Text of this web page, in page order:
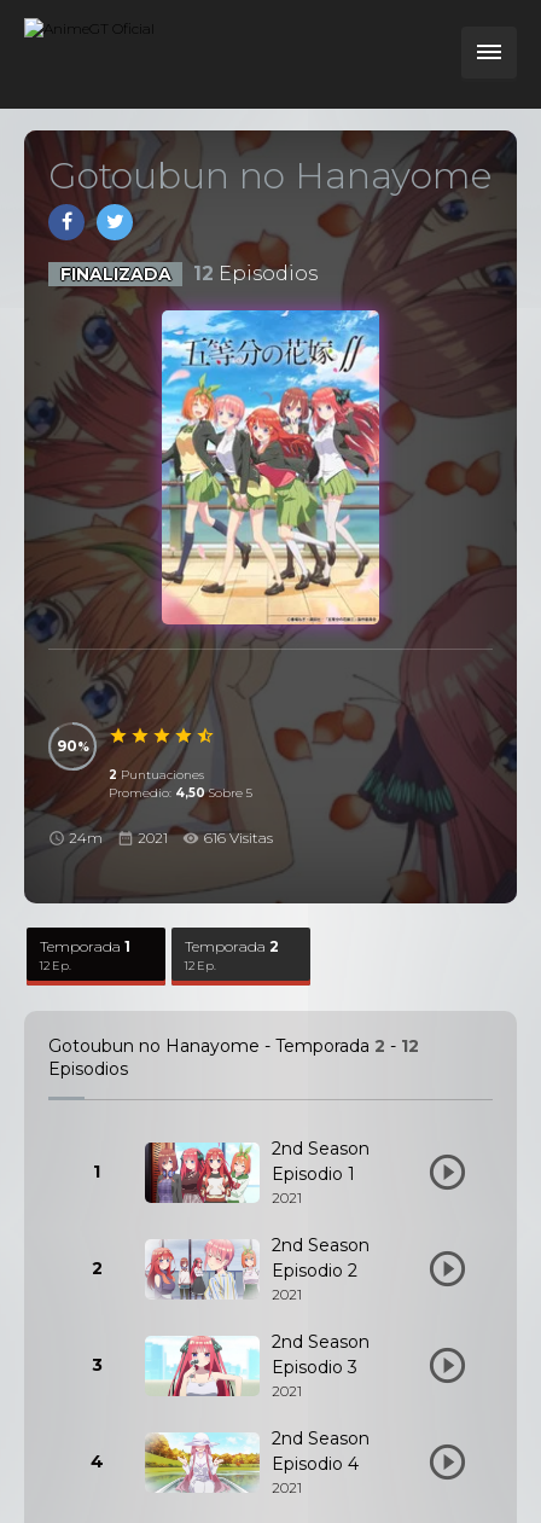
Gotoubun no Hanayome
FINALIZADA 12 Episodios
90
2 Puntuaciones
Promedio: 4,50Sobre 5
24m 2021 616 Visitas
Temporada1
12 Ep.
Temporada2
12 Ep.
Gotoubun no Hanayome - Temporada 2 - 12
Episodios
1
2nd Season
Episodio 1
2021
2
2nd Season
Episodio 2
2021
3
2nd Season
Episodio 3
2021
4
2nd Season
Episodio 4
2021